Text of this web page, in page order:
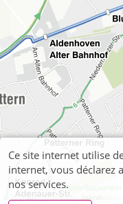
Ce site internet utilise
internet, vous déclarez
nos services.